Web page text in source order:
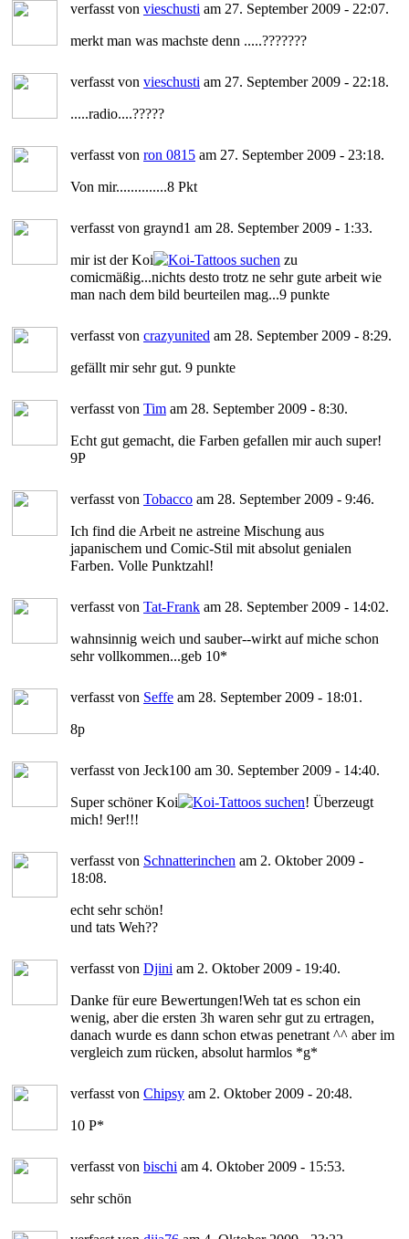
verfasst von vieschusti am 27. September 2009 - 22:07.
merkt man was machste denn .....???????
verfasst von vieschusti am 27. September 2009 - 22:18.
.....radio....?????
verfasst von ron 0815 am 27. September 2009 - 23:18.
Von mir..............8 Pkt
verfasst von graynd1 am 28. September 2009 - 1:33.
mir ist der Koi
zu
comicmäßig...nichts desto trotz ne sehr gute arbeit wie
man nach dem bild beurteilen mag...9 punkte
verfasst von crazyunited am 28. September 2009 - 8:29.
gefällt mir sehr gut. 9 punkte
verfasst von Tim am 28. September 2009 - 8:30.
Echt gut gemacht, die Farben gefallen mir auch super!
9P
verfasst von Tobacco am 28. September 2009 - 9:46.
Ich find die Arbeit ne astreine Mischung aus
japanischem und Comic-Stil mit absolut genialen
Farben. Volle Punktzahl!
verfasst von Tat-Frank am 28. September 2009 - 14:02.
wahnsinnig weich und sauber--wirkt auf miche schon
sehr vollkommen...geb 10*
verfasst von Seffe am 28. September 2009 - 18:01.
8p
verfasst von Jeck100 am 30. September 2009 - 14:40.
Super schöner Koi
! Überzeugt
mich! 9er!!!
verfasst von Schnatterinchen am 2. Oktober 2009 -
18:08.
echt sehr schön!
und tats Weh??
verfasst von Djini am 2. Oktober 2009 - 19:40.
Danke für eure Bewertungen!Weh tat es schon ein
wenig, aber die ersten 3h waren sehr gut zu ertragen,
danach wurde es dann schon etwas penetrant ^^ aber im
vergleich zum rücken, absolut harmlos *g*
verfasst von Chipsy am 2. Oktober 2009 - 20:48.
10 P*
verfasst von bischi am 4. Oktober 2009 - 15:53.
sehr schön